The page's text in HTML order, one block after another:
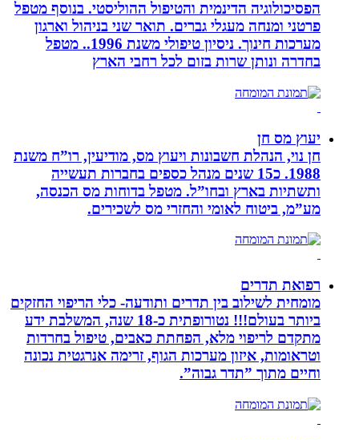
הפסיכולוגיה הדינמית והטיפול ההוליסטי. בנוסף מטפל
פרטני ומנחה מעגלי גברים. תואר שני בניהול וארגון
מערכות חינוך. ניסיון טיפולי משנת 1996.. מטפל
בחדרה ונותן שרות בזום לכל רחבי הארץ
יעוץ מס חן
חן נוי, הנהלת חשבונות ויעוץ מס, מודיעין, רו”ח משנת
1988. כ15 שנים מנהל כספים בחברות תעשייה
ותשתיות בארץ ובחו”ל. מטפל בדוחות מס הכנסה,
מע”מ, ביטוח לאומי והחזרי מס לשכירים.
רפואת תדרים
מומחית לשילוב בין תדרים ותודעה- כלי הריפוי החזקים
ביותר בעולם!!! נטורופתית כ-18 שנה, המשלבת ידע
מתקדם לריפוי מלא, הפחתת כאבים, טיפול בחרדות
וטראומות, איזון מערכות הגוף, זרימה אנרגטית נכונה
וחיים מתוך ”תדר גבוה”.